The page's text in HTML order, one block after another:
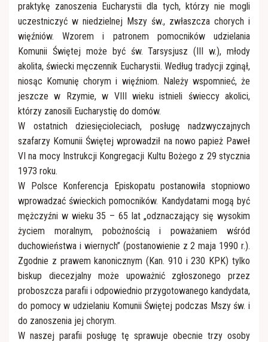
praktykę zanoszenia Eucharystii dla tych, którzy nie mogli
uczestniczyć w niedzielnej Mszy św., zwłaszcza chorych i
więźniów. Wzorem i patronem pomocników udzielania
Komunii Świętej może być św. Tarsysjusz (III w.), młody
akolita, świecki męczennik Eucharystii. Według tradycji zginął,
niosąc Komunię chorym i więźniom. Należy wspomnieć, że
jeszcze w Rzymie, w VIII wieku istnieli świeccy akolici,
którzy zanosili Eucharystię do domów.
W ostatnich dziesięcioleciach, posługę nadzwyczajnych
szafarzy Komunii Świętej wprowadził na nowo papież Paweł
VI na mocy Instrukcji Kongregacji Kultu Bożego z 29 stycznia
1973 roku.
W Polsce Konferencja Episkopatu postanowiła stopniowo
wprowadzać świeckich pomocników. Kandydatami mogą być
mężczyźni w wieku 35 – 65 lat „odznaczający się wysokim
życiem moralnym, pobożnością i poważaniem wśród
duchowieństwa i wiernych” (postanowienie z 2 maja 1990 r.).
Zgodnie z prawem kanonicznym (Kan. 910 i 230 KPK) tylko
biskup diecezjalny może upoważnić zgłoszonego przez
proboszcza parafii i odpowiednio przygotowanego kandydata,
do pomocy w udzielaniu Komunii Świętej podczas Mszy św. i
do zanoszenia jej chorym.
W naszej parafii posługę tę sprawuje obecnie trzy osoby